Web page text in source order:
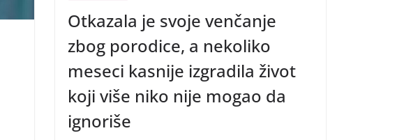
Otkazala je svoje venčanje
zbog porodice, a nekoliko
meseci kasnije izgradila život
koji više niko nije mogao da
ignoriše